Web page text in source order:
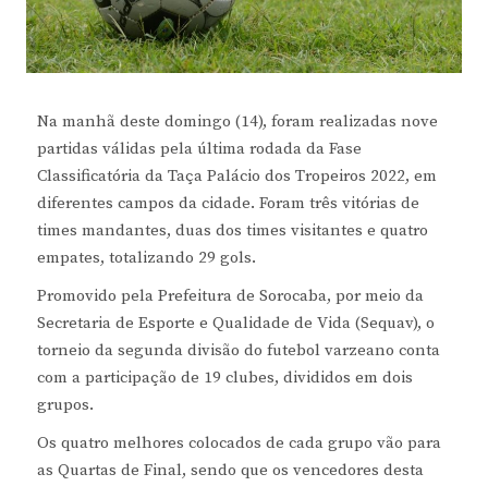
Na manhã deste domingo (14), foram realizadas nove
partidas válidas pela última rodada da Fase
Classificatória da Taça Palácio dos Tropeiros 2022, em
diferentes campos da cidade. Foram três vitórias de
times mandantes, duas dos times visitantes e quatro
empates, totalizando 29 gols.
Promovido pela Prefeitura de Sorocaba, por meio da
Secretaria de Esporte e Qualidade de Vida (Sequav), o
torneio da segunda divisão do futebol varzeano conta
com a participação de 19 clubes, divididos em dois
grupos.
Os quatro melhores colocados de cada grupo vão para
as Quartas de Final, sendo que os vencedores desta